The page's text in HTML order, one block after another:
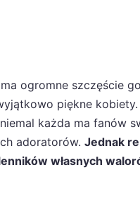
ogromne szczęście
piękne
każda ma fanów
adoratorów. Jednak
własnych